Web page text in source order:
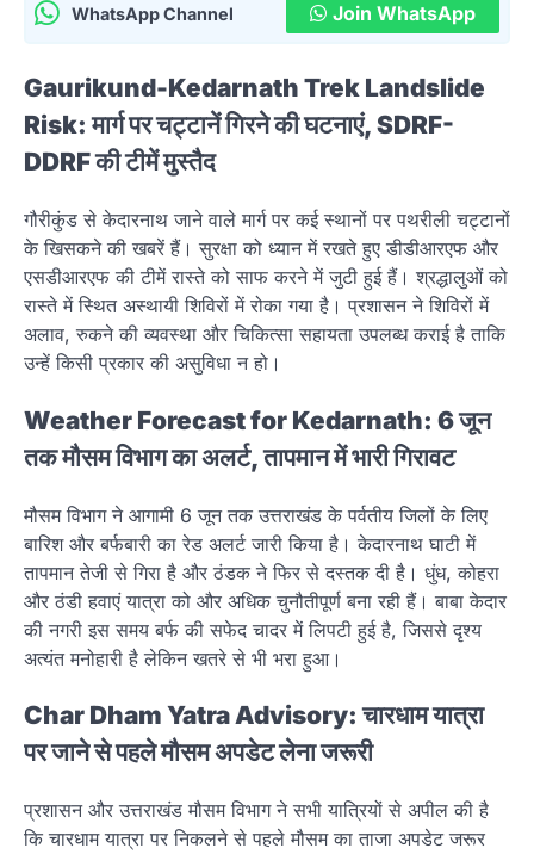
WhatsApp Channel Join WhatsApp
Gaurikund-Kedarnath Trek Landslide
Risk: मार्ग पर चट्टानें गिरने की घटनाएं, SDRF-
DDRF की टीमें मुस्तैद
गौरीकुंड से केदारनाथ जाने वाले मार्ग पर कई स्थानों पर पथरीली चट्टानों
के खिसकने की खबरें हैं। सुरक्षा को ध्यान में रखते हुए डीडीआरएफ और
एसडीआरएफ की टीमें रास्ते को साफ करने में जुटी हुई हैं। श्रद्धालुओं को
रास्ते में स्थित अस्थायी शिविरों में रोका गया है। प्रशासन ने शिविरों में
अलाव, रुकने की व्यवस्था और चिकित्सा सहायता उपलब्ध कराई है ताकि
उन्हें किसी प्रकार की असुविधा न हो।
Weather Forecast for Kedarnath: 6 जून
तक मौसम विभाग का अलर्ट, तापमान में भारी गिरावट
मौसम विभाग ने आगामी 6 जून तक उत्तराखंड के पर्वतीय जिलों के लिए
बारिश और बर्फबारी का रेड अलर्ट जारी किया है। केदारनाथ घाटी में
तापमान तेजी से गिरा है और ठंडक ने फिर से दस्तक दी है। धुंध, कोहरा
और ठंडी हवाएं यात्रा को और अधिक चुनौतीपूर्ण बना रही हैं। बाबा केदार
की नगरी इस समय बर्फ की सफेद चादर में लिपटी हुई है, जिससे दृश्य
अत्यंत मनोहारी है लेकिन खतरे से भी भरा हुआ।
Char Dham Yatra Advisory: चारधाम यात्रा
पर जाने से पहले मौसम अपडेट लेना जरूरी
प्रशासन और उत्तराखंड मौसम विभाग ने सभी यात्रियों से अपील की है
कि चारधाम यात्रा पर निकलने से पहले मौसम का ताजा अपडेट जरूर